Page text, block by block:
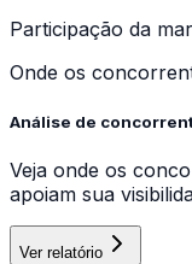
Participação da
Onde os
Análise de
Veja onde os
apoiam sua
Ver relatório